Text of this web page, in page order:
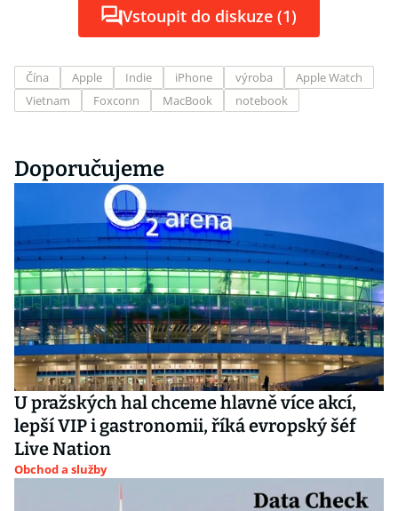
Vstoupit do diskuze (1)
Čína Apple Indie iPhone výroba
Apple Watch
Vietnam
Foxconn MacBook notebook
Doporučujeme
U pražských hal chceme hlavně více akcí,
lepší VIP i gastronomii, říká evropský šéf
Live Nation
Obchod a služby